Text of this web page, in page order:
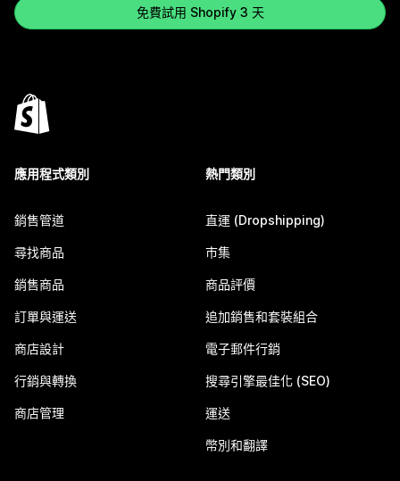
免費試用 Shopify 3 天
應用程式類別
銷售管道
尋找商品
銷售商品
訂單與運送
商店設計
行銷與轉換
商店管理
熱門類別
直運 (Dropshipping)
市集
商品評價
追加銷售和套裝組合
電子郵件行銷
搜尋引擎最佳化 (SEO)
運送
幣別和翻譯